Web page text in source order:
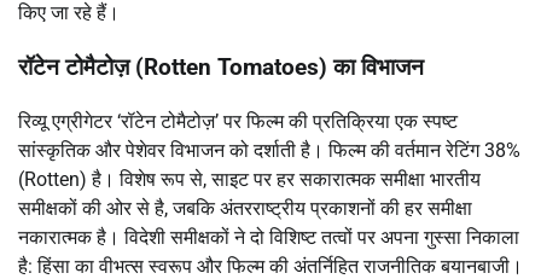
किए जा रहे हैं।
रॉटेन टोमैटोज़ (Rotten Tomatoes) का विभाजन
रिव्यू एग्रीगेटर ‘रॉटेन टोमैटोज़’ पर फिल्म की प्रतिक्रिया एक स्पष्ट
सांस्कृतिक और पेशेवर विभाजन को दर्शाती है। फिल्म की वर्तमान रेटिंग 38%
(Rotten) है। विशेष रूप से, साइट पर हर सकारात्मक समीक्षा भारतीय
समीक्षकों की ओर से है, जबकि अंतरराष्ट्रीय प्रकाशनों की हर समीक्षा
नकारात्मक है। विदेशी समीक्षकों ने दो विशिष्ट तत्वों पर अपना गुस्सा निकाला
है: हिंसा का वीभत्स स्वरूप और फिल्म की अंतर्निहित राजनीतिक बयानबाजी।